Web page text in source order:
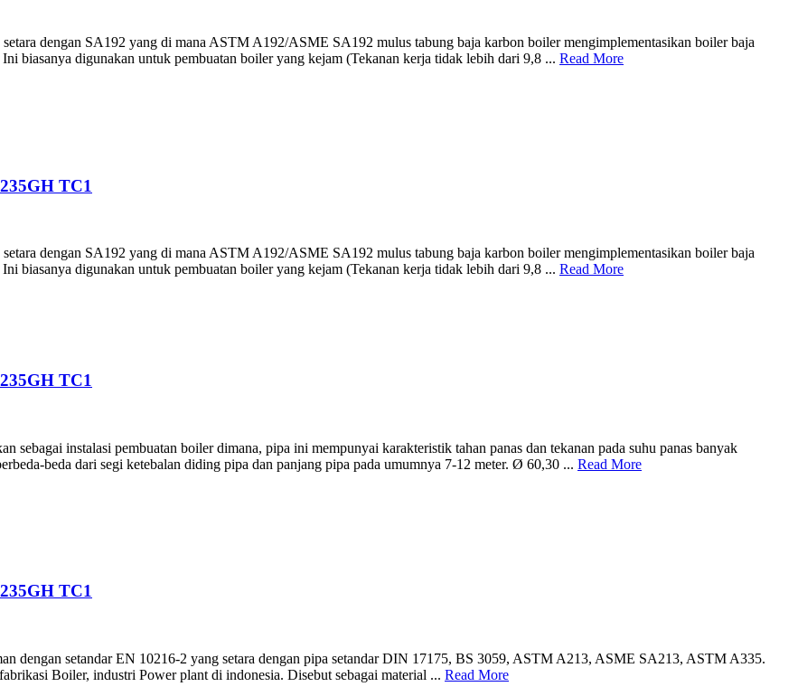
dengan SA192 yang di mana ASTM A192/ASME SA192 mulus tabung baja karbon boiler mengimplementasikan boiler baja
biasanya digunakan untuk pembuatan boiler yang kejam (Tekanan kerja tidak lebih dari 9,8 ... Read More
TC1
dengan SA192 yang di mana ASTM A192/ASME SA192 mulus tabung baja karbon boiler mengimplementasikan boiler baja
biasanya digunakan untuk pembuatan boiler yang kejam (Tekanan kerja tidak lebih dari 9,8 ... Read More
TC1
sebagai instalasi pembuatan boiler dimana, pipa ini mempunyai karakteristik tahan panas dan tekanan pada suhu panas banyak
beda dari segi ketebalan diding pipa dan panjang pipa pada umumnya 7-12 meter. Ø 60,30 ... Read More
TC1
dengan setandar EN 10216-2 yang setara dengan pipa setandar DIN 17175, BS 3059, ASTM A213, ASME SA213, ASTM A335.
Boiler, industri Power plant di indonesia. Disebut sebagai material ... Read More